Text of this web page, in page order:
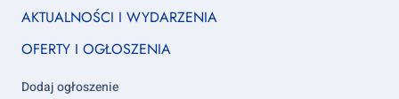
Footer
1
AKTUALNOŚCI I WYDARZENIA
OFERTY I OGŁOSZENIA
Dodaj ogłoszenie